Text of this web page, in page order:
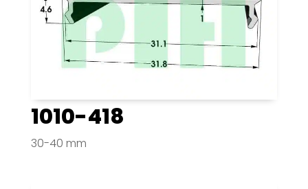
1010-418
30-40 mm